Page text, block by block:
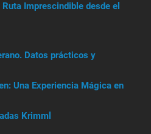
Imprescindible desde el
Datos prácticos y
Una Experiencia Mágica en
Krimml